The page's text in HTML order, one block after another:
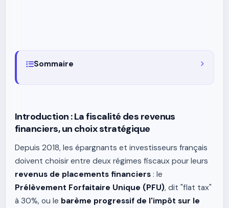
Sommaire
Introduction : La fiscalité des revenus
financiers, un choix stratégique
Depuis 2018, les épargnants et investisseurs français
doivent choisir entre deux régimes fiscaux pour leurs
revenus de placements financiers : le
Prélèvement Forfaitaire Unique (PFU), dit "flat tax"
à 30%, ou le barème progressif de l'impôt sur le